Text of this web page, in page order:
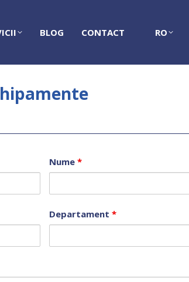
BLOG CONTACT RO
Nume *
Departament *